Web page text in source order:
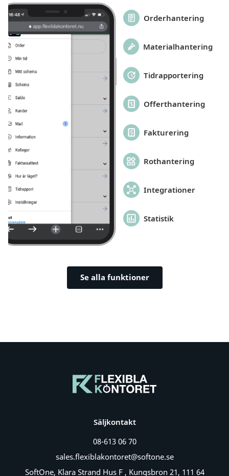
Orderhantering
Materialhantering
Tidrapportering
Offerthantering
Fakturering
Rothantering
Integrationer
Statistik
Se alla funktioner
Säljkontakt
08-613 06 70
sales.flexiblakontoret@softone.se
SoftOne, Klara Strand Hus F , Kungsbron 21, 111 64